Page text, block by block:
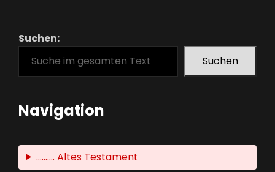
Suchen:
Suchen
Navigation
.......... Altes Testament